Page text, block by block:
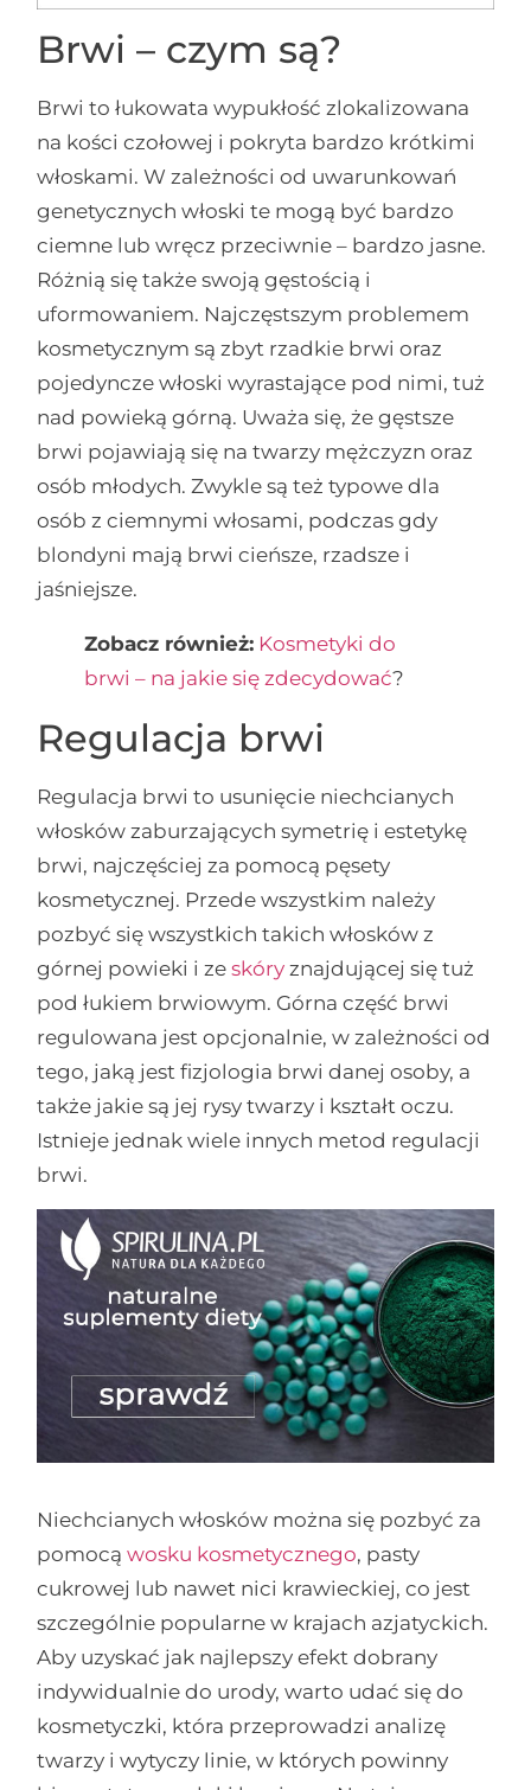
Brwi – czym są?
Brwi to łukowata wypukłość zlokalizowana
na kości czołowej i pokryta bardzo krótkimi
włoskami. W zależności od uwarunkowań
genetycznych włoski te mogą być bardzo
ciemne lub wręcz przeciwnie – bardzo jasne.
Różnią się także swoją gęstością i
uformowaniem. Najczęstszym problemem
kosmetycznym są zbyt rzadkie brwi oraz
pojedyncze włoski wyrastające pod nimi, tuż
nad powieką górną. Uważa się, że gęstsze
brwi pojawiają się na twarzy mężczyzn oraz
osób młodych. Zwykle są też typowe dla
osób z ciemnymi włosami, podczas gdy
blondyni mają brwi cieńsze, rzadsze i
jaśniejsze.
Zobacz również: Kosmetyki do
brwi – na jakie się zdecydować?
Regulacja brwi
Regulacja brwi to usunięcie niechcianych
włosków zaburzających symetrię i estetykę
brwi, najczęściej za pomocą pęsety
kosmetycznej. Przede wszystkim należy
pozbyć się wszystkich takich włosków z
górnej powieki i zeskóry znajdującej się tuż
pod łukiem brwiowym. Górna część brwi
regulowana jest opcjonalnie, w zależności od
tego, jaką jest fizjologia brwi danej osoby, a
także jakie są jej rysy twarzy i kształt oczu.
Istnieje jednak wiele innych metod regulacji
brwi.
Niechcianych włosków można się pozbyć za
pomocąwosku kosmetycznego, pasty
cukrowej lub nawet nici krawieckiej, co jest
szczególnie popularne w krajach azjatyckich.
Aby uzyskać jak najlepszy efekt dobrany
indywidualnie do urody, warto udać się do
kosmetyczki, która przeprowadzi analizę
twarzy i wytyczy linie, w których powinny